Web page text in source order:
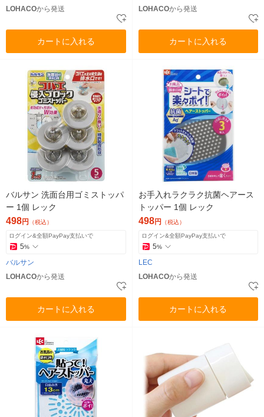
LOHACOから発送
カートに入れる
LOHACOから発送
カートに入れる
バルサン 洗面台用ゴミストッパ
ー 1個 レック
498円 （税込）
ログイン&全額PayPay支払いで
5%
バルサン
LOHACOから発送
カートに入れる
お手入れラクラク抗菌ヘアース
トッパー 1個 レック
498円 （税込）
ログイン&全額PayPay支払いで
5%
LEC
LOHACOから発送
カートに入れる